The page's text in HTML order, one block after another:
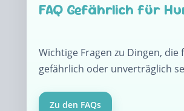
FAQ Gefährlich für
Wichtige Fragen zu Dingen, die
gefährlich oder unverträglich
Zu den FAQs